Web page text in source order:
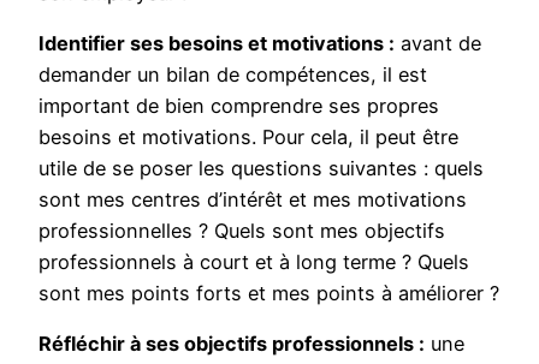
Identifier ses besoins et motivations : avant de
demander un bilan de compétences, il est
important de bien comprendre ses propres
besoins et motivations. Pour cela, il peut être
utile de se poser les questions suivantes : quels
sont mes centres d’intérêt et mes motivations
professionnelles ? Quels sont mes objectifs
professionnels à court et à long terme ? Quels
sont mes points forts et mes points à améliorer ?
Réfléchir à ses objectifs professionnels : une